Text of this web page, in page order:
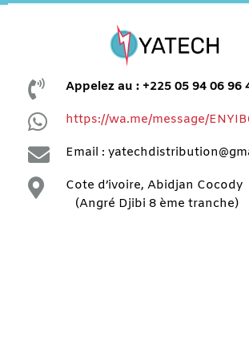
 Appelez au : +225 05 94 06 96
 https://wa.me/message/
 Email :

Cote d’ivoire, Abidjan Cocody
(Angré Djibi 8 ème tranche)